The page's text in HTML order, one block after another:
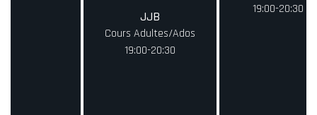
JJB
Cours Adultes/Ados
19:00-20:30
19:00-20:30